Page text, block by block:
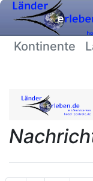
Kontinente